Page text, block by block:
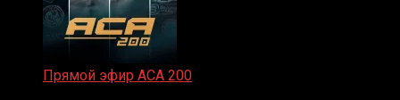
Прямой эфир ACA 200